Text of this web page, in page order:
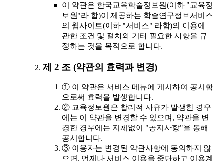
이 약관은 한국교육학술정보원(이하 "교육정
보원"라 함)이 제공하는 학술연구정보서비스
의 웹사이트(이하 "서비스" 라함)의 이용에
관한 조건 및 절차와 기타 필요한 사항을 규
정하는 것을 목적으로 합니다.
제 2 조 (약관의 효력과 변경)
① 이 약관은 서비스 메뉴에 게시하여 공시함
으로써 효력을 발생합니다.
② 교육정보원은 합리적 사유가 발생한 경우
에는 이 약관을 변경할 수 있으며, 약관을 변
경한 경우에는 지체없이 "공지사항"을 통해
공시합니다.
③ 이용자는 변경된 약관사항에 동의하지 않
으면, 언제나 서비스 이용을 중단하고 이용계